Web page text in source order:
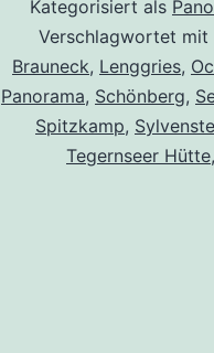
Kategorisiert als
Verschlagwortet mit
Brauneck, Lenggries,
Panorama, Schönberg,
Spitzkamp,
Tegernseer Hütte